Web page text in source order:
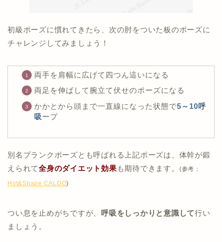
初級ポーズに慣れてきたら、次の肘をついた板のポーズに
チャレンジしてみましょう！
両手を肩幅に広げて四つん這いになる
両足を伸ばして腕立て伏せのポーズになる
かかとから頭まで一直線になった状態で5～10呼
吸ープ
別名プランクポーズとも呼ばれる上記ポーズは、体幹が鍛
えられて全身のダイエット効果 も期待できます。 (参考：
Hot&Shape CALDO)
つい息を止めがちですが、 呼吸をしっかりと意識して行い
ましょう。